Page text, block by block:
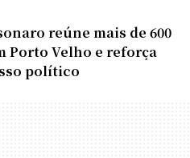
reúne mais de 600
Porto Velho e reforça
político